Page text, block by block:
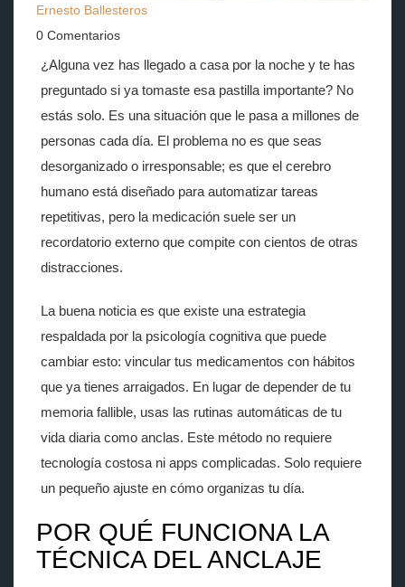
Ernesto Ballesteros
0 Comentarios
¿Alguna vez has llegado a casa por la noche y te has
preguntado si ya tomaste esa pastilla importante? No
estás solo. Es una situación que le pasa a millones de
personas cada día. El problema no es que seas
desorganizado o irresponsable; es que el cerebro
humano está diseñado para automatizar tareas
repetitivas, pero la medicación suele ser un
recordatorio externo que compite con cientos de otras
distracciones.
La buena noticia es que existe una estrategia
respaldada por la psicología cognitiva que puede
cambiar esto: vincular tus medicamentos con hábitos
que ya tienes arraigados. En lugar de depender de tu
memoria fallible, usas las rutinas automáticas de tu
vida diaria como anclas. Este método no requiere
tecnología costosa ni apps complicadas. Solo requiere
un pequeño ajuste en cómo organizas tu día.
POR QUÉ FUNCIONA LA
TÉCNICA DEL ANCLAJE